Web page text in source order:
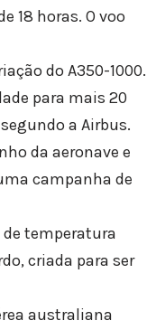
18 horas. O voo
do A350-1000.
para mais 20
a Airbus.
da aeronave e
campanha de
temperatura
criada para ser
australiana